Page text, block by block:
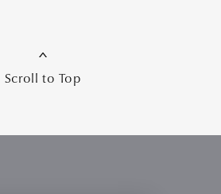
Scroll to Top